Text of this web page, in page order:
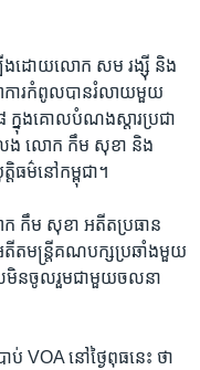
ើង​ដោយ​លោក​ ​សម រង្ស៊ី​ ​និង​
ការ​កំពូល​បាន​រំលាយ​មួយ
ក្នុង​គោល​បំណង​ស្តារ​ប្រជា​
លែង​ ​លោក​ ​កឹម សុខា​ ​និង​
តិធម៌​នៅ​កម្ពុជា។​
ោក​ ​កឹម សុខា​ ​អតីត​ប្រធាន​
តមន្រ្តី​គណបក្ស​ប្រឆាំង​មួយ​
មិន​ចូលរួម​ជាមួយ​ចលនា​
​VOA​ ​នៅ​ថ្ងៃ​ពុធ​នេះ​ ​ថា​